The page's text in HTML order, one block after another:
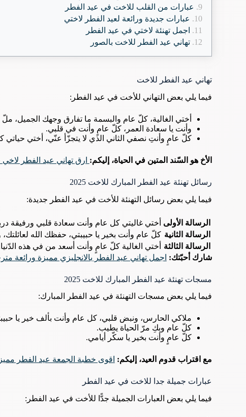
عبارات من القلب للاخت في عيد الفطر
عبارات جديدة ورائعة لعيد الفطر لاختي
اجمل تهنئة لاختي في عيد الفطر
تهاني عيد الفطر للاخت بالصور
تهاني عيد الفطر للاخت
فيما يلي بعض التهاني للأخت في عيد الفطر:
أختي الغالية، كلّ عام والبسمة ما تفارق وجهك الجميل،
وأنت يا سعادة العمر، كلّ عامٍ وأنت في قلبي.
كلّ عامٍ وأنتِ نصفي الثاني الذي لا يتجزّأ عنّي، أختي حياتي
الأخ هو السّند المتين في الحياة، إليكم: ارق تهاني عيد الفطر
رسائل تهنئة عيد الفطر المبارك للاخت 2025
فيما يلي بعض رسائل التهنئة للأخت في عيد الفطر جديدة:
الرسالة الأولى أختي غاليتي كل عام وأنت سعادة قلبي ورفيقة
الرسالة الثانية كلّ عام وأنت بخير يا حبيبتي، حفظك الله
الرسالة الثالثة
أختي الغالية كلّ عامٍ وأنت أسعد من في هذه
شارك أحبّتك: اجمل تهاني عيد الفطر بالانجليزي مميزة ورائعة
مسجات تهنئة عيد الفطر المبارك للاخت 2025
فيما يلي بعض مسجات التهنئة في عيد الفطر المبارك:
ملاكي الحارس، ونبض قلبي، كل عام وأنت بألف خير يا
كلّ عام وبكِ مرّ الحياة يطيب.
كلّ عامٍ وأنت بخير يا سكّر أيامي.
مع اقتراب قدوم العيد، إليكم: اقوى خطبة الجمعة عيد الفطر
عبارات جميلة جدا للاخت في عيد الفطر
فيما يلي بعض العبارات الجميلة جدًّا للأخت في عيد الفطر: